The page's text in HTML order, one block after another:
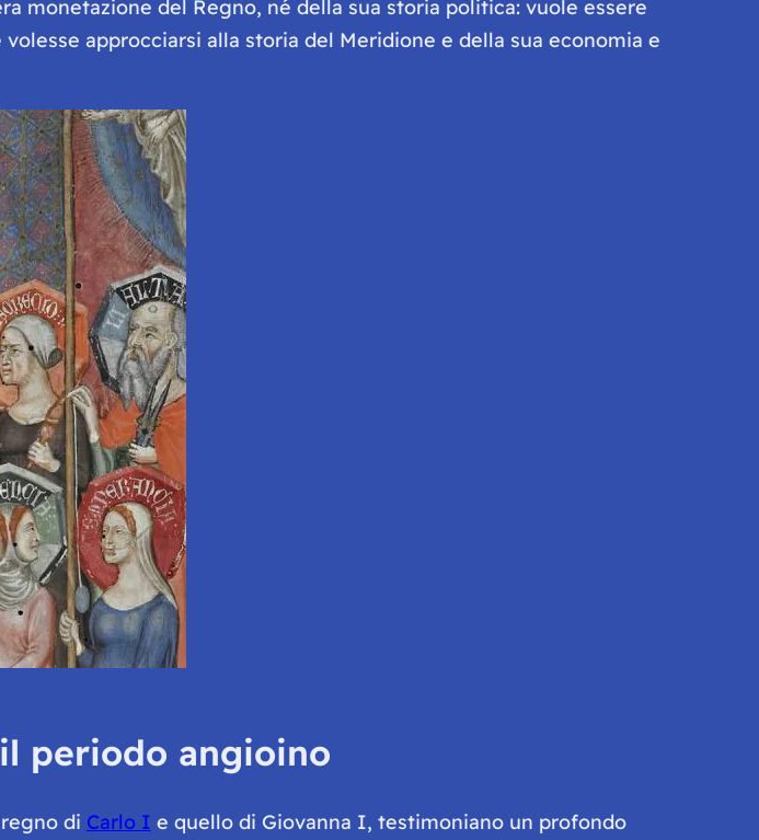
monetazione del Regno, né della sua storia politica: vuole essere
approcciarsi alla storia del Meridione e della sua economia e
periodo angioino
di Carlo I e quello di Giovanna I, testimoniano un profondo